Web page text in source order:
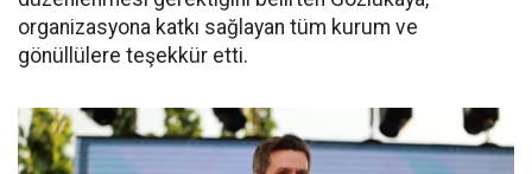
organizasyona katkı sağlayan tüm kurum ve
gönüllülere teşekkür etti.